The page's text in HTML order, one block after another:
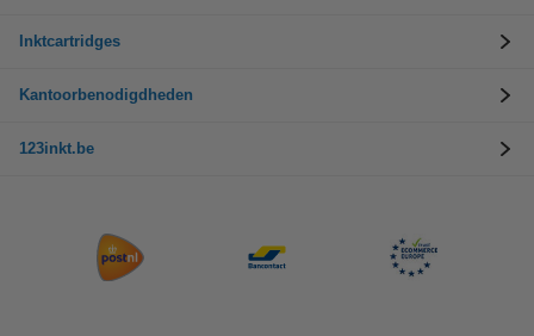
Inktcartridges
Kantoorbenodigdheden
123inkt.be